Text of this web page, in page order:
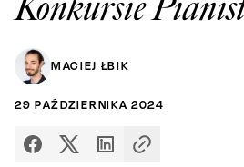
MACIEJ ŁBIK
29 PAŹDZIERNIKA 2024